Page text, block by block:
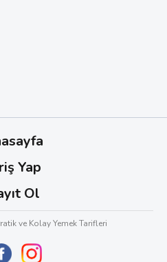
Yap
Ol
ve Kolay Yemek Tarifleri